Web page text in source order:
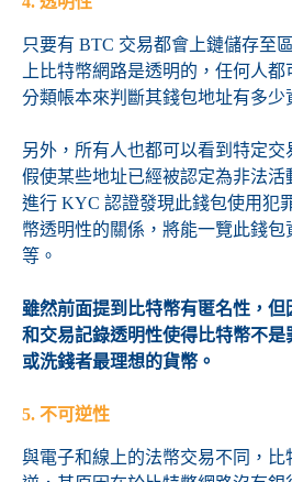
只要有 BTC 交易都會上鏈儲存至
上比特幣網路是透明的，任何人
分類帳本來判斷其錢包地址有多少
另外，所有人也都可以看到特定交
假使某些地址已經被認定為非法活
進行 KYC 認證發現此錢包使用犯
幣透明性的關係，將能一覽此錢包
等。
雖然前面提到比特幣有匿名性，但
和交易記錄透明性使得比特幣不是
或洗錢者最理想的貨幣。
5. 不可逆性
與電子和線上的法幣交易不同，比